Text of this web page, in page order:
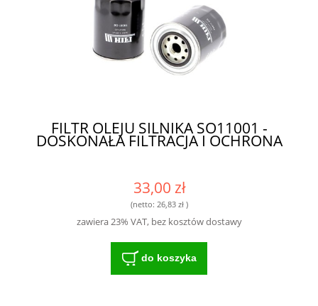
FILTR OLEJU SILNIKA SO11001 -
DOSKONAŁA FILTRACJA I OCHRONA
33,00 zł
(netto: 26,83 zł)
zawiera 23% VAT, bez kosztów dostawy
do koszyka